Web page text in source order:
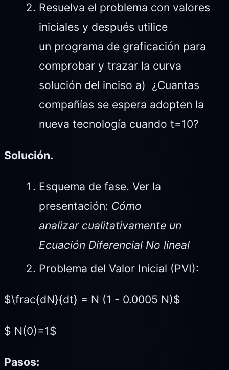
Resuelva el problema con valores
iniciales y después utilice
un programa de graficación para
comprobar y trazar la curva
solución del inciso a) ¿Cuantas
compañías se espera adopten la
nueva tecnología cuando t=10?
Solución.
Esquema de fase. Ver la
presentación: Cómo
analizar cualitativamente un
Ecuación Diferencial No lineal
Problema del Valor Inicial (PVI):
$\frac{dN}{dt} = N (1 - 0.0005 N)$
$ N(0)=1$
Pasos: